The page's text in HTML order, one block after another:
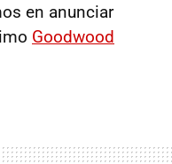
en anunciar
Goodwood